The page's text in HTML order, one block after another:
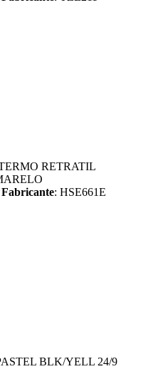
RETRATIL
: HSE661E
BLK/YELL 24/9